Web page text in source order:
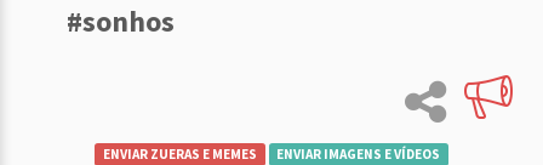
#sonhos
ENVIAR ZUERAS E MEMES ENVIAR IMAGENS E VÍDEOS